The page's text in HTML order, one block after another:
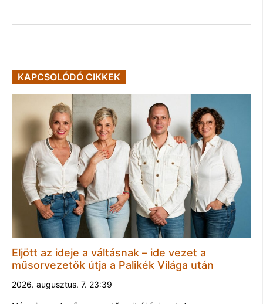
KAPCSOLÓDÓ CIKKEK
Eljött az ideje a váltásnak – ide vezet a
műsorvezetők útja a Palikék Világa után
2026. augusztus. 7. 23:39